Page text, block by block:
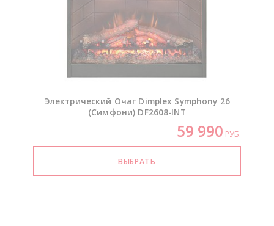
Электрический Очаг Dimplex Symphony 26
(Симфони) DF2608-INT
59 990 РУБ.